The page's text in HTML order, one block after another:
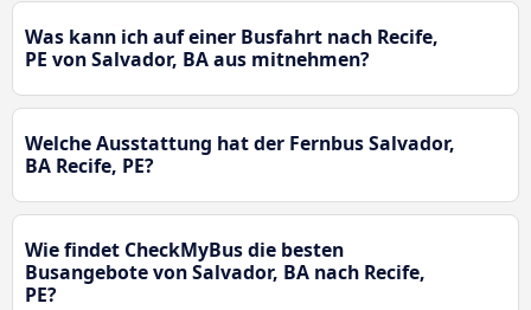
Was kann ich auf einer Busfahrt nach Recife,
PE von Salvador, BA aus mitnehmen?
Welche Ausstattung hat der Fernbus Salvador,
BA Recife, PE?
Wie findet CheckMyBus die besten
Busangebote von Salvador, BA nach Recife,
PE?